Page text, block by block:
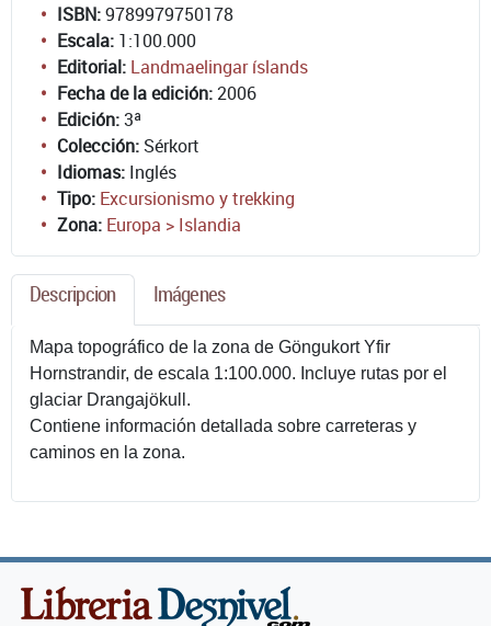
ISBN:9789979750178
Escala: 1:100.000
Editorial: Landmaelingar íslands
Fecha de la edición:2006
Edición:3ª
Colección: Sérkort
Idiomas: Inglés
Tipo: Excursionismo y trekking
Zona: Europa > Islandia
Descripcion Imágenes
Mapa topográfico de la zona de Göngukort Yfir
Hornstrandir, de escala 1:100.000. Incluye rutas por el
glaciar Drangajökull.
Contiene información detallada sobre carreteras y
caminos en la zona.